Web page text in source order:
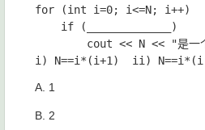
for (int i=0; i<=N; i++)
A. 1
B. 2